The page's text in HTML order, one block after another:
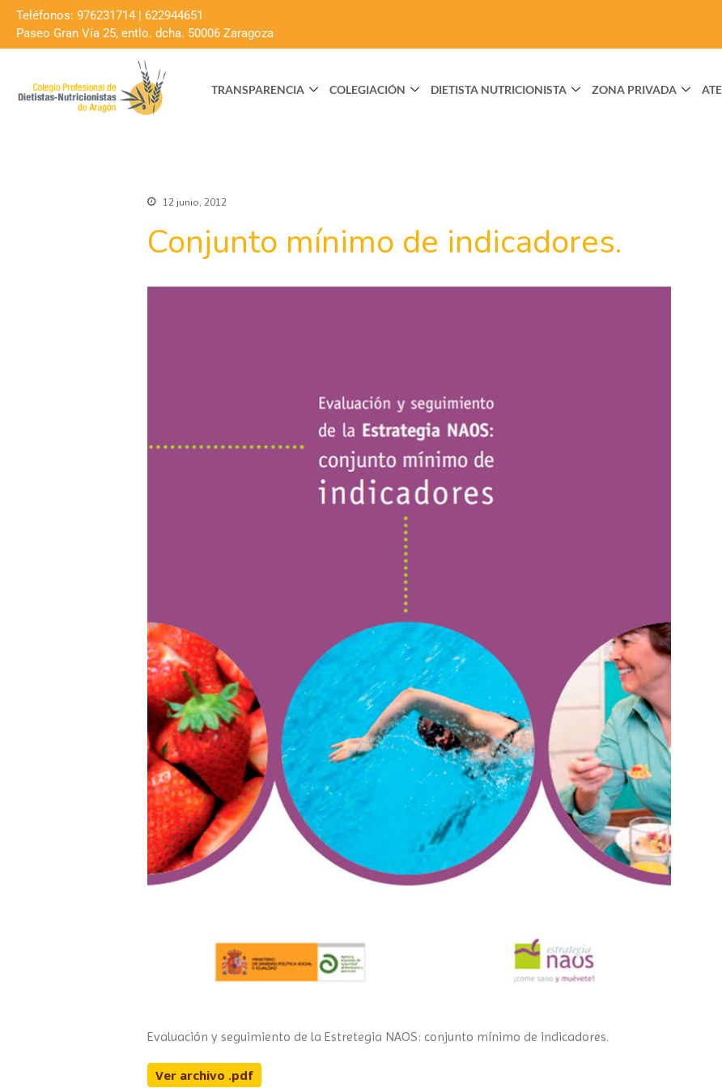
Teléfonos: 976231714 | 622944651
Paseo Gran Vía 25, entlo. dcha. 50006 Zaragoza
TRANSPARENCIA COLEGIACIÓN DIETISTA NUTRICIONISTA ZONA PRIVADA
12 junio, 2012
Conjunto mínimo de indicadores.
Evaluación y seguimiento de la Estretegia NAOS: conjunto mínimo de indicadores.
Ver archivo .pdf